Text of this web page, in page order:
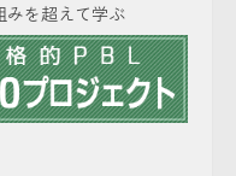
みを超えて学ぶ